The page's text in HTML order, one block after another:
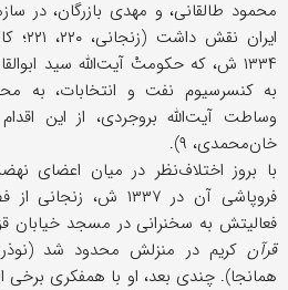
محمود طالقانی، و مهدی بازرگان، در
۱۳۳۴ ش، که حکومتْ آیت‌الله سید
به کنسرسیوم نفت و انتخابات، به
خان‌محمدی، ۹).
با بروز اختلاف‌نظر در میان اعضای
فروپاشی آن در ۱۳۳۷
فعالیتش به سخنرانی در مسجد خیابان
قرآن
همانجا). چندی بعد، او با همفکری برخی